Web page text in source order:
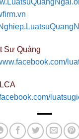
Sư Quảng
LCA